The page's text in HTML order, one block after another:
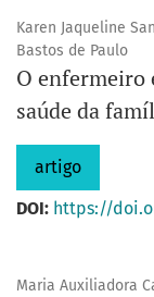
Karen Jaqueline
Bastos de Paulo
O enfermeiro
saúde da
artigo
DOI: https://
Maria Auxiliadora